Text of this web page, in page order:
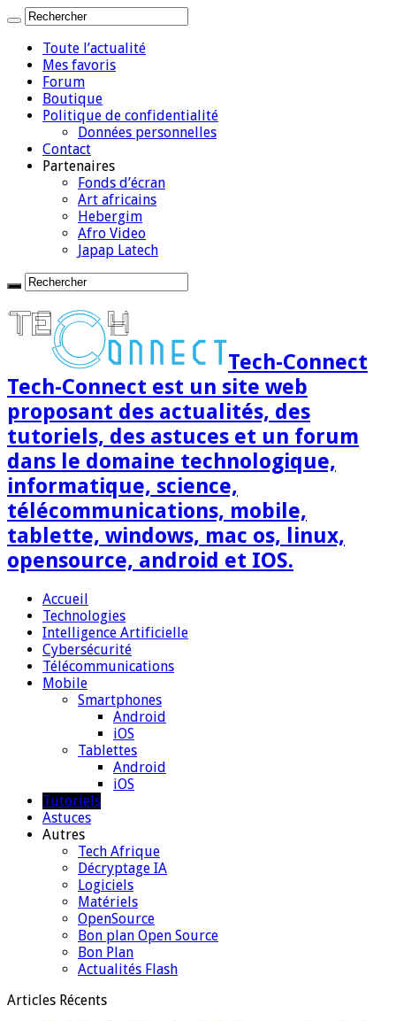
Toute l’actualité
Mes favoris
Forum
Boutique
Politique de confidentialité
Données personnelles
Contact
Partenaires
Fonds d’écran
Art africains
Hebergim
Afro Video
Japap Latech
Tech-Connect
Tech-Connect est un site web
proposant des actualités, des
tutoriels, des astuces et un forum
dans le domaine technologique,
informatique, science,
télécommunications, mobile,
tablette, windows, mac os, linux,
opensource, android et IOS.
Accueil
Technologies
Intelligence Artificielle
Cybersécurité
Télécommunications
Mobile
Smartphones
Android
iOS
Tablettes
Android
iOS
Tutoriels
Astuces
Autres
Tech Afrique
Décryptage IA
Logiciels
Matériels
OpenSource
Bon plan Open Source
Bon Plan
Actualités Flash
Articles Récents